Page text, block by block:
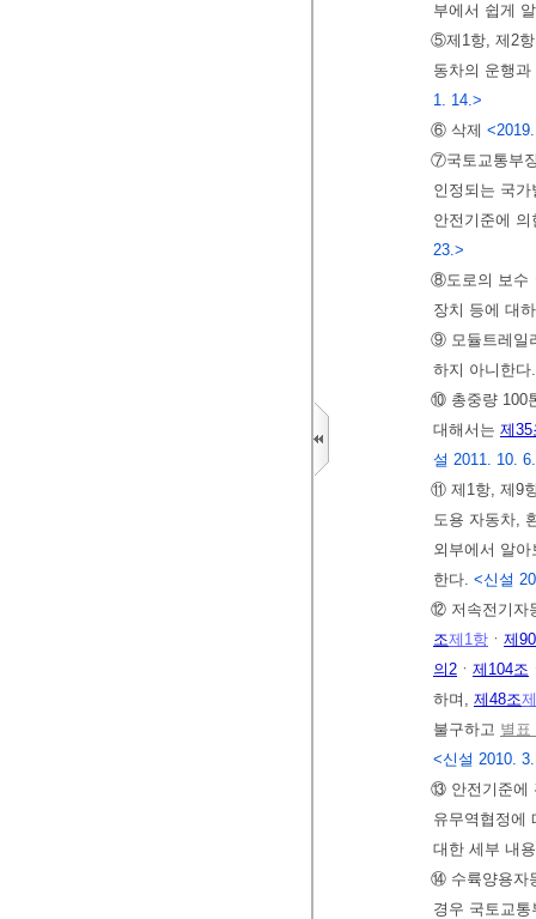
부에서 쉽게
⑤제1항, 제2항
동차의 운행
1. 14.>
⑥ 삭제
⑦국토교통부
인정되는 국
안전기준에
23.>
⑧도로의 보수
장치 등에 대
⑨ 모듈트레일
하지 아니한
⑩ 총중량 100
대해서는 제35
설 2011. 10.
⑪ 제1항, 제9
도용 자동차,
외부에서 알
한다. <신설
⑫ 저속전기자
조제1항 ㆍ 제
의2 ㆍ 제104조
하며, 제48조
불구하고 별표
<신설 2010.
⑬ 안전기준에
유무역협정에
대한 세부 내
⑭ 수륙양용자
경우 국토교